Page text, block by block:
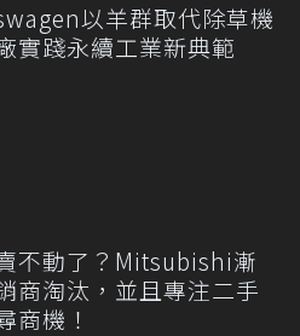
以羊群取代除草機
實踐永續工業新典範
不動了？Mitsubishi漸
商淘汰，並且專注二手
商機！